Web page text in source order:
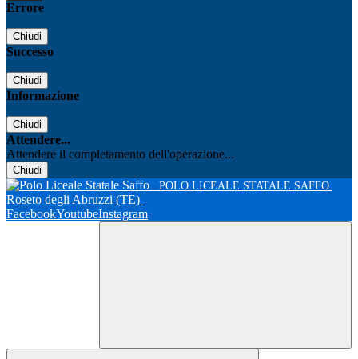
Errore
Chiudi
Successo
Chiudi
Informazione
Chiudi
Attendere...
Attendere il completamento dell'operazione...
Chiudi
POLO LICEALE STATALE SAFFO
Roseto degli Abruzzi (TE)
FacebookYoutubeInstagram